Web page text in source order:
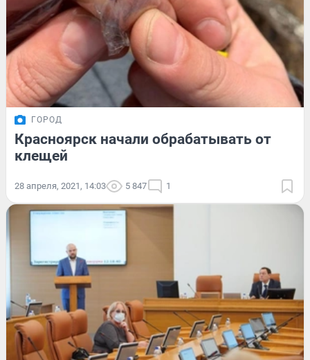
ГОРОД
Красноярск начали обрабатывать от
клещей
28 апреля, 2021, 14:03 5 847 1